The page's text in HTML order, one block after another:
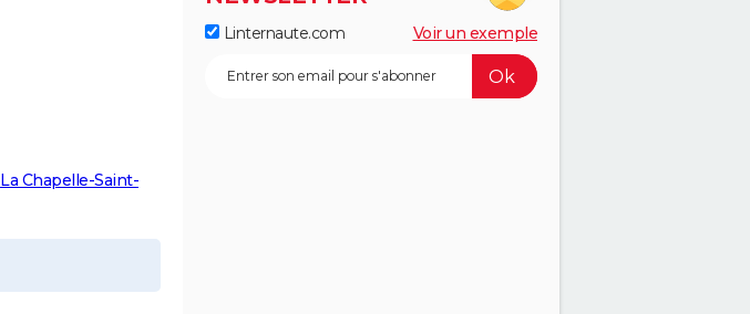
La Chapelle-Saint-
Linternaute.com Voir un exemple